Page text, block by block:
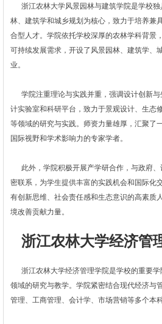
浙江农林大学风景园林与建筑学院是学校独
林、建筑学和城乡规划为核心，致力于培养兼
合型人才。学院依托学校深厚的农林学科背景
可持续发展需求，开设了风景园林、建筑学、
业。
学院注重理论与实践并重，强调设计创新与
计实验室和科研平台，致力于景观设计、生态
等领域的研究与实践。师资力量雄厚，汇聚了
国际视野和学术影响力的专家学者。
此外，学院积极开展产学研合作，与政府、
密联系，为学生提供丰富的实践机会和国际化
有创新思维、社会责任感和生态意识的高素质
境改善贡献力量。
浙江农林大学经济管
浙江农林大学经济管理学院是学校的重要学
领域的研究与教学。学院紧密结合现代经济与
管理、工商管理、会计学、市场营销等多个本